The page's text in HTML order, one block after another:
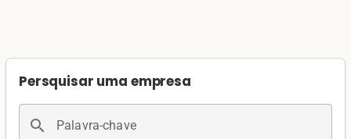
Persquisar uma empresa
search Palavra-chave